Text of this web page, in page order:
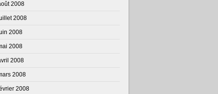
2008
2008
2008
2008
2008
2008
2008